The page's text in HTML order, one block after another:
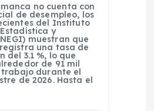
no cuenta con
de desempleo, los
del Instituto
y
muestran que
una tasa de
del 3.1 %, lo que
de 91 mil
trabajo durante el
de 2026. Hasta el